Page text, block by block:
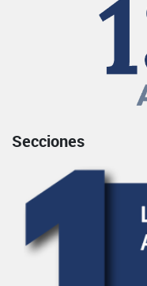
Secciones